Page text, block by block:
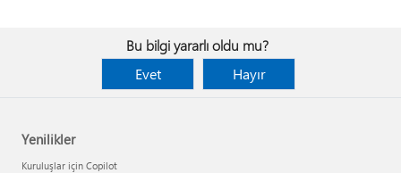
Bu bilgi yararlı oldu mu?
Evet
Hayır
Yenilikler
Kuruluşlar için Copilot